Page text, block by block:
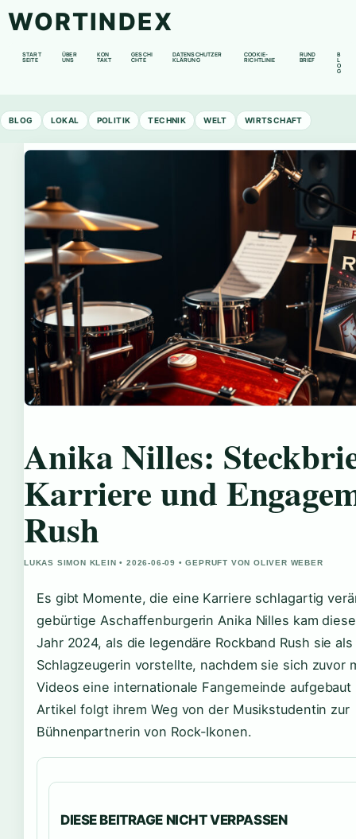
WORTINDEX
START
SEITE
ÜBER
UNS
KON
TAKT
GESCHI
CHTE
DATENSCHUTZER
KLÄRUNG
COOKIE-
RICHTLINIE
RUND
BRIEF
B
L
O
G
BLOG LOKAL POLITIK TECHNIK WELT WIRTSCHAFT
Anika Nilles:
Karriere und
Rush
LUKAS SIMON KLEIN • 2026-06-09 • GEPRUFT VON OLIVER WEBER
Es gibt Momente, die eine Karriere schlagartig
gebürtige Aschaffenburgerin Anika Nilles kam
Jahr 2024, als die legendäre Rockband Rush sie
Schlagzeugerin vorstellte, nachdem sie sich zuvor
Videos eine internationale Fangemeinde
Artikel folgt ihrem Weg von der Musikstudentin zur
Bühnenpartnerin von Rock-Ikonen.
DIESE BEITRAGE NICHT VERPASSEN